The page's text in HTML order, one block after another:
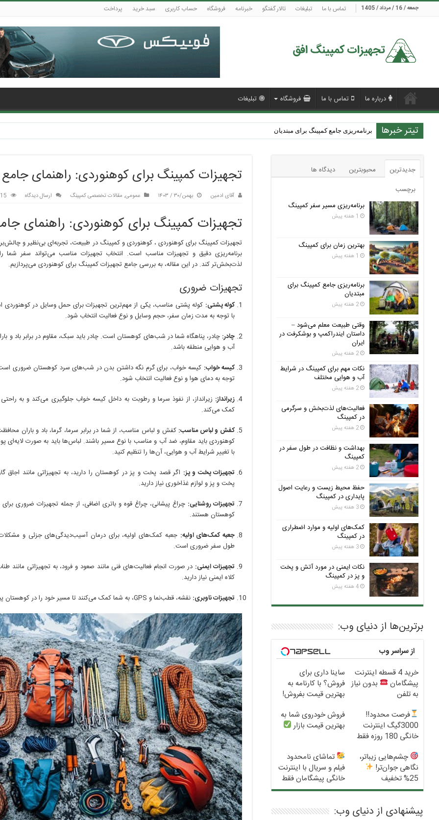
جمعه / 16 / مرداد / 1405 تماس با ما تبلیغات تالار گفتگو خبرنامه فروشگاه حساب کاربری سبد خرید پرداخت
درباره ما تماس با ما فروشگاه تبلیغات
تیتر خبرها برنامه‌ریزی جامع کمپینگ برای مبتدیان
وقتی طبیعت معلم می‌شود – داستان ایندراکمپ و بوشکرفت در ایران
تجهیزات کمپینگ برای کوهنوردی: راهنمای جامع
آقای ادمین بهمن/۳۰ / ۱۴۰۳ عمومی, مقالات تخصصی کمپینگ ارسال دیدگاه 615
تجهیزات کمپینگ برای کوهنوردی: راهنمای
تجهیزات کمپینگ برای کوهنوردی ، کوهنوردی و کمپینگ در طبیعت، تجربه‌ای بی‌نظیر و
برنامه‌ریزی دقیق و تجهیزات مناسب است. انتخاب تجهیزات مناسب می‌تواند سفر شما
لذت‌بخش‌تر کند. در این مقاله، به بررسی جامع تجهیزات کمپینگ برای کوهنوردی می‌پردازیم.
تجهیزات ضروری
کوله پشتی: کوله پشتی مناسب، یکی از مهم‌ترین تجهیزات برای حمل وسایل در کوهنوردی
با توجه به مدت زمان سفر، حجم وسایل و نوع فعالیت انتخاب شود.
چادر: چادر، پناهگاه شما در شب‌های کوهستان است. چادر باید سبک، مقاوم در برابر باد و
آب و هوایی منطقه باشد.
کیسه خواب: کیسه خواب، برای گرم نگه داشتن بدن در شب‌های سرد کوهستان ضروری
توجه به دمای هوا و نوع فعالیت انتخاب شود.
زیرانداز: زیرانداز، از نفوذ سرما و رطوبت به داخل کیسه خواب جلوگیری می‌کند و به
کمک می‌کند.
کفش و لباس مناسب: کفش و لباس مناسب، از شما در برابر سرما، گرما، باد و باران
کوهنوردی باید مقاوم، ضد آب و مناسب با نوع مسیر باشند. لباس‌ها باید به صورت لایه‌ای
با تغییر شرایط آب و هوایی، آن‌ها را تنظیم کنید.
تجهیزات پخت و پز: اگر قصد پخت و پز در کوهستان را دارید، به تجهیزاتی مانند اجاق
پخت و پز و لوازم غذاخوری نیاز دارید.
تجهیزات روشنایی: چراغ پیشانی، چراغ قوه و باتری اضافی، از جمله تجهیزات ضروری
کوهستان هستند.
جعبه کمک‌های اولیه: جعبه کمک‌های اولیه، برای درمان آسیب‌دیدگی‌های جزئی و
طول سفر ضروری است.
تجهیزات ایمنی: در صورت انجام فعالیت‌های فنی مانند صعود و فرود، به تجهیزاتی مانند
کلاه ایمنی نیاز دارید.
تجهیزات ناوبری: نقشه، قطب‌نما و GPS، به شما کمک می‌کنند تا مسیر خود را در کوهستان پیدا کنید و از گم شدن جلوگیری کنید.
جدیدترین محبوبترین
دیدگاه ها
برچسب
برنامه‌ریزی مسیر سفر کمپینگ
1 هفته پیش
بهترین زمان برای کمپینگ
1 هفته پیش
برنامه‌ریزی جامع کمپینگ برای
مبتدیان
2 هفته پیش
وقتی طبیعت معلم می‌شود –
داستان ایندراکمپ و بوشکرفت در
ایران
2 هفته پیش
نکات مهم برای کمپینگ در شرایط
آب و هوایی مختلف
2 هفته پیش
فعالیت‌های لذت‌بخش و سرگرمی
در کمپینگ
2 هفته پیش
بهداشت و نظافت در طول سفر در
کمپینگ
2 هفته پیش
حفظ محیط زیست و رعایت اصول
پایداری در کمپینگ
3 هفته پیش
کمک‌های اولیه و موارد اضطراری
در کمپینگ
3 هفته پیش
نکات ایمنی در مورد آتش و پخت
و پز در کمپینگ
4 هفته پیش
برترین‌ها از دنیای وب:
از سراسر وب
خرید 4 قسطه اینترنت
پیشگامان
بدون نیاز
به تلفن
ساینا داری برای
فروش؟ با کارنامه به
بهترین قیمت بفروش!
فرصت محدود!!
3000گیگ اینترنت
خانگی 180 روزه فقط
فروش خودروی شما به
بهترین قیمت بازار
چشم‌هایی زیباتر،
نگاهی جوان‌تر!
25% تخفیف
بلفاروپلاستی
تماشای نامحدود
فیلم و سریال با اینترنت
خانگی پیشگامان فقط
ماهی 100
پیشنهادی از دنیای وب: